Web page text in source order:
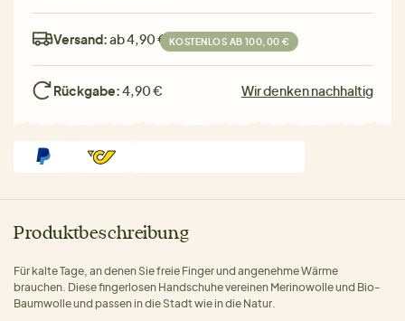
Versand:ab 4,90 € KOSTENLOS AB 100,00 €
Rückgabe:4,90 € Wir denken nachhaltig
Produktbeschreibung
Für kalte Tage, an denen Sie freie Finger und angenehme Wärme
brauchen. Diese fingerlosen Handschuhe vereinen Merinowolle und Bio-
Baumwolle und passen in die Stadt wie in die Natur.